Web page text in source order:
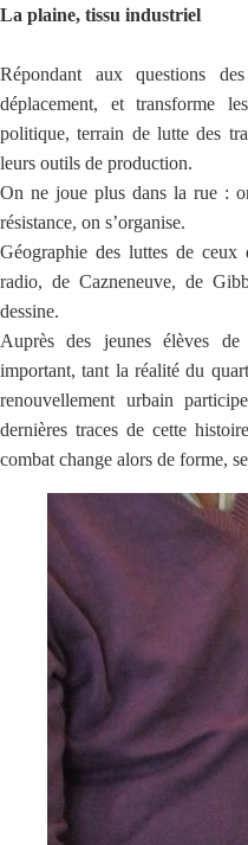
La plaine, tissu industriel
Répondant aux questions
déplacement, et transforme
politique, terrain de lutte des
leurs outils de production.
On ne joue plus dans la rue :
résistance, on s’organise.
Géographie des luttes de
radio, de Cazneneuve, de
dessine.
Auprès des jeunes élèves
important, tant la réalité du
renouvellement urbain
dernières traces de cette
combat change alors de forme,